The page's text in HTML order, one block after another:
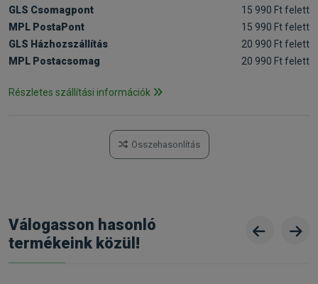
GLS Csomagpont
15 990 Ft felett
MPL PostaPont
15 990 Ft felett
GLS Házhozszállítás
20 990 Ft felett
MPL Postacsomag
20 990 Ft felett
Részletes szállítási információk
Összehasonlítás
Válogasson hasonló
termékeink közül!